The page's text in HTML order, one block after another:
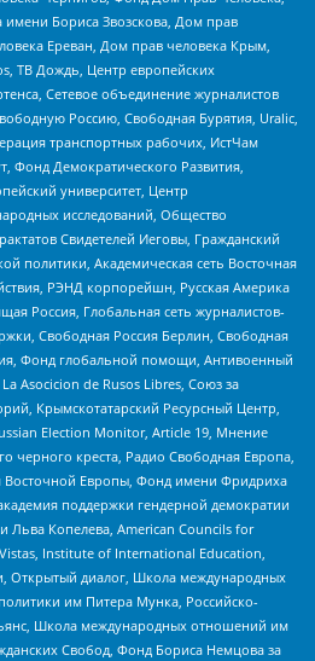
имени Бориса Звозскова, Дом прав
Ереван, Дом прав человека Крым,
ТВ Дождь, Центр европейских
Сетевое объединение журналистов
Россию, Свободная Бурятия, Uralic,
транспортных рабочих, ИстЧам
Фонд Демократического Развития,
университет, Центр
исследований, Общество
Свидетелей Иеговы, Гражданский
политики, Академическая сеть Восточная
РЭНД корпорейшн, Русская Америка
Россия, Глобальная сеть журналистов-
Свободная Россия Берлин, Свободная
Фонд глобальной помощи, Антивоенный
Asocicion de Rusos Libres, Союз за
Крымскотатарский Ресурсный Центр,
Election Monitor, Article 19, Мнение
черного креста, Радио Свободная Европа,
Восточной Европы, Фонд имени Фридриха
поддержки гендерной демократии
Льва Копелева, American Councils for
Institute of International Education,
Открытый диалог, Школа международных
им Питера Мунка, Российско-
Школа международных отношений им
Свобод, Фонд Бориса Немцова за